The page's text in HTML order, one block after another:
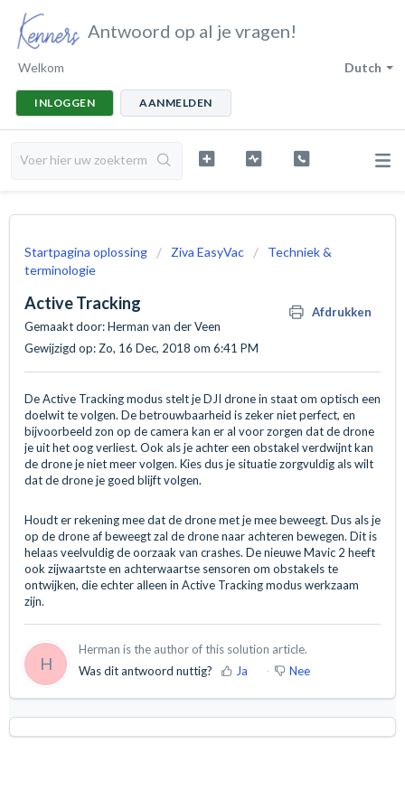
Antwoord op al je vragen!
Dutch
Welkom
INLOGGEN AANMELDEN
Startpagina oplossing Ziva EasyVac
Techniek &
terminologie
Active Tracking
Afdrukken
Gemaakt door: Herman van der Veen
Gewijzigd op: Zo, 16 Dec, 2018 om 6:41 PM
De Active Tracking modus stelt je DJI drone in staat om optisch een
doelwit te volgen. De betrouwbaarheid is zeker niet perfect, en
bijvoorbeeld zon op de camera kan er al voor zorgen dat de drone
je uit het oog verliest. Ook als je achter een obstakel verdwijnt kan
de drone je niet meer volgen. Kies dus je situatie zorgvuldig als wilt
dat de drone je goed blijft volgen.
Houdt er rekening mee dat de drone met je mee beweegt. Dus als je
op de drone af beweegt zal de drone naar achteren bewegen. Dit is
helaas veelvuldig de oorzaak van crashes. De nieuwe Mavic 2 heeft
ook zijwaartste en achterwaartse sensoren om obstakels te
ontwijken, die echter alleen in Active Tracking modus werkzaam
zijn.
H
Herman is the author of this solution article.
Was dit antwoord nuttig?
Ja Nee